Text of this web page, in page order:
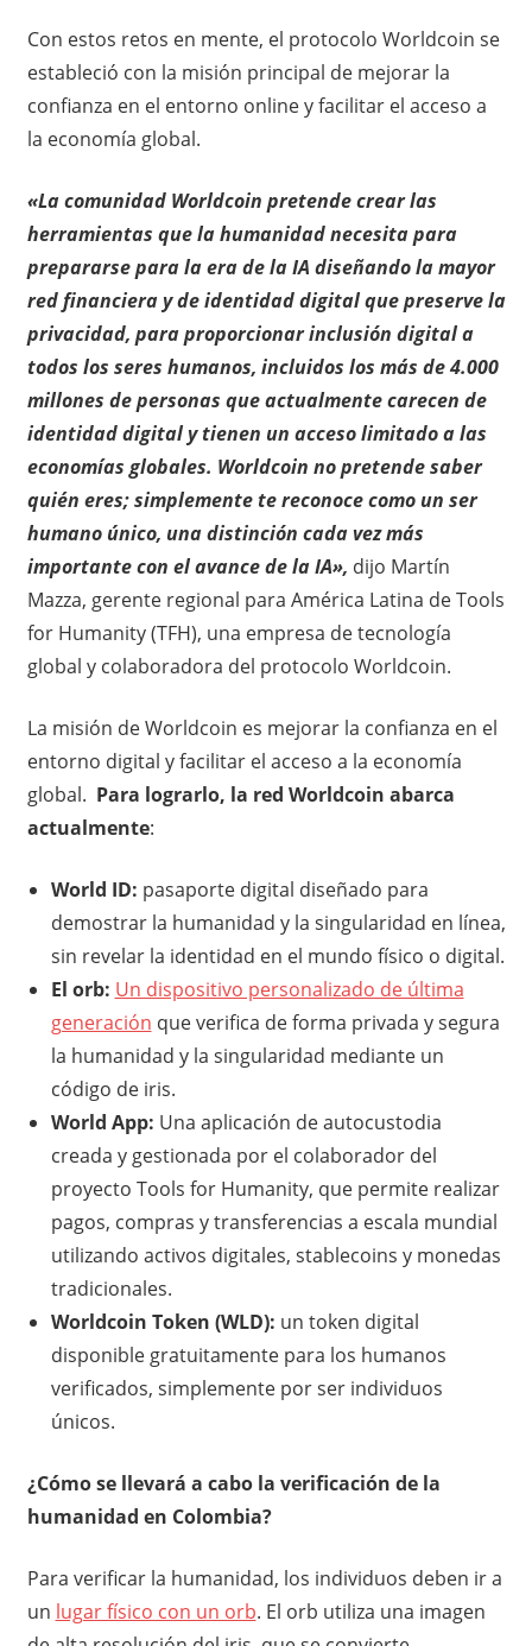
Con estos retos en mente, el protocolo Worldcoin se
estableció con la misión principal de mejorar la
confianza en el entorno online y facilitar el acceso a
la economía global.
«La comunidad Worldcoin pretende crear las
herramientas que la humanidad necesita para
prepararse para la era de la IA diseñando la mayor
red financiera y de identidad digital que preserve la
privacidad, para proporcionar inclusión digital a
todos los seres humanos, incluidos los más de 4.000
millones de personas que actualmente carecen de
identidad digital y tienen un acceso limitado a las
economías globales. Worldcoin no pretende saber
quién eres; simplemente te reconoce como un ser
humano único, una distinción cada vez más
importante con el avance de la IA», dijo Martín
Mazza, gerente regional para América Latina de Tools
for Humanity (TFH), una empresa de tecnología
global y colaboradora del protocolo Worldcoin.
La misión de Worldcoin es mejorar la confianza en el
entorno digital y facilitar el acceso a la economía
global. Para lograrlo, la red Worldcoin abarca
actualmente:
World ID: pasaporte digital diseñado para
demostrar la humanidad y la singularidad en línea,
sin revelar la identidad en el mundo físico o digital.
El orb: Un dispositivo personalizado de última
generación que verifica de forma privada y segura
la humanidad y la singularidad mediante un
código de iris.
World App: Una aplicación de autocustodia
creada y gestionada por el colaborador del
proyecto Tools for Humanity, que permite realizar
pagos, compras y transferencias a escala mundial
utilizando activos digitales, stablecoins y monedas
tradicionales.
Worldcoin Token (WLD): un token digital
disponible gratuitamente para los humanos
verificados, simplemente por ser individuos
únicos.
¿Cómo se llevará a cabo la verificación de la
humanidad en Colombia?
Para verificar la humanidad, los individuos deben ir a
un lugar físico con un orb. El orb utiliza una imagen